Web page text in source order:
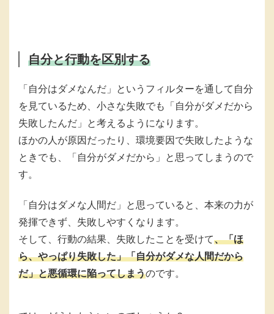
自分と行動を区別する
「自分はダメなんだ」というフィルターを通して自分
を見ているため、小さな失敗でも「自分がダメだから
失敗したんだ」と考えるようになります。
ほかの人が原因だったり、環境要因で失敗したような
ときでも、「自分がダメだから」と思ってしまうので
す。
「自分はダメな人間だ」と思っていると、本来の力が
発揮できず、失敗しやすくなります。
そして、行動の結果、失敗したことを受けて、「ほ
ら、やっぱり失敗した」「自分がダメな人間だから
だ」と悪循環に陥ってしまうのです。